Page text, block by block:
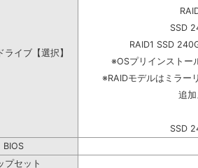
ライブ【選択】
SSD
RAID1 SSD
※OSプリインストー
※RAIDモデルはミラー
追
SSD
BIOS
プセット